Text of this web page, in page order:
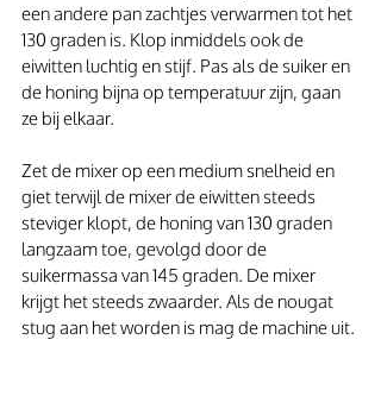
een andere pan zachtjes verwarmen tot het
130 graden is. Klop inmiddels ook de
eiwitten luchtig en stijf. Pas als de suiker en
de honing bijna op temperatuur zijn, gaan
ze bij elkaar.
Zet de mixer op een medium snelheid en
giet terwijl de mixer de eiwitten steeds
steviger klopt, de honing van 130 graden
langzaam toe, gevolgd door de
suikermassa van 145 graden. De mixer
krijgt het steeds zwaarder. Als de nougat
stug aan het worden is mag de machine uit.